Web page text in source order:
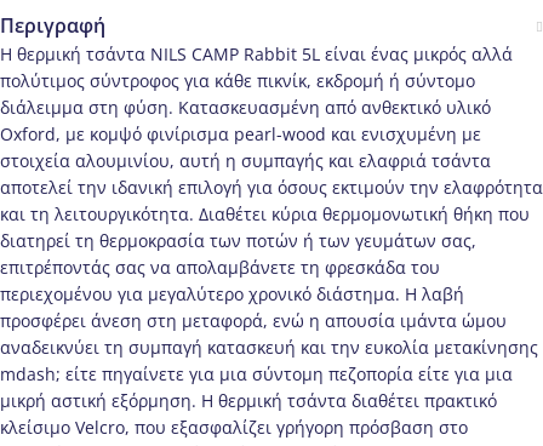
Περιγραφή
Η θερμική τσάντα NILS CAMP Rabbit 5L είναι ένας μικρός αλλά
πολύτιμος σύντροφος για κάθε πικνίκ, εκδρομή ή σύντομο
διάλειμμα στη φύση. Κατασκευασμένη από ανθεκτικό υλικό
Oxford, με κομψό φινίρισμα pearl-wood και ενισχυμένη με
στοιχεία αλουμινίου, αυτή η συμπαγής και ελαφριά τσάντα
αποτελεί την ιδανική επιλογή για όσους εκτιμούν την ελαφρότητα
και τη λειτουργικότητα. Διαθέτει κύρια θερμομονωτική θήκη που
διατηρεί τη θερμοκρασία των ποτών ή των γευμάτων σας,
επιτρέποντάς σας να απολαμβάνετε τη φρεσκάδα του
περιεχομένου για μεγαλύτερο χρονικό διάστημα. Η λαβή
προσφέρει άνεση στη μεταφορά, ενώ η απουσία ιμάντα ώμου
αναδεικνύει τη συμπαγή κατασκευή και την ευκολία μετακίνησης
mdash; είτε πηγαίνετε για μια σύντομη πεζοπορία είτε για μια
μικρή αστική εξόρμηση. Η θερμική τσάντα διαθέτει πρακτικό
κλείσιμο Velcro, που εξασφαλίζει γρήγορη πρόσβαση στο